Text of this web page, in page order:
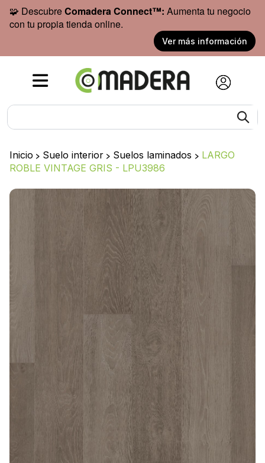
🧩 DescubreComadera Connect™: Aumenta tu negocio
con tu propia tienda online.
Ver más información
Inicio > Suelo interior > Suelos laminados > LARGO
ROBLE VINTAGE GRIS - LPU3986